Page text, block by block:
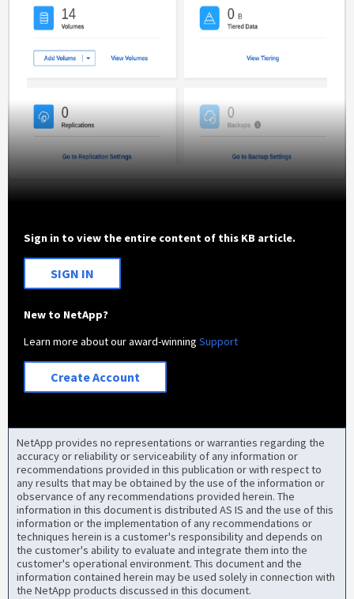
Sign in to view the entire content of this KB article.
SIGN IN
New to NetApp?
Learn more about our award-winningSupport
Create Account
NetApp provides no representations or warranties regarding the
accuracy or reliability or serviceability of any information or
recommendations provided in this publication or with respect to
any results that may be obtained by the use of the information or
observance of any recommendations provided herein. The
information in this document is distributed AS IS and the use of this
information or the implementation of any recommendations or
techniques herein is a customer's responsibility and depends on
the customer's ability to evaluate and integrate them into the
customer's operational environment. This document and the
information contained herein may be used solely in connection with
the NetApp products discussed in this document.